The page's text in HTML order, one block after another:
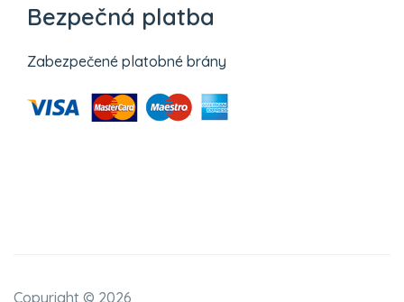
Bezpečná platba
Zabezpečené platobné brány
Copyright © 2026